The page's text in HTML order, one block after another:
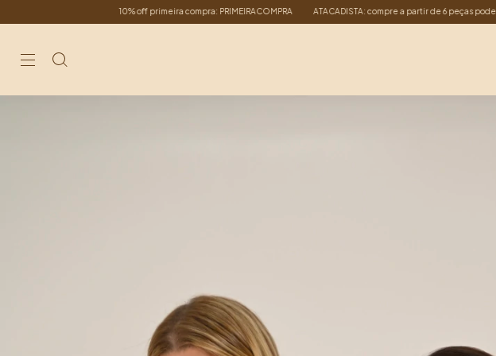
10% off primeira compra: PRIMEIRACOMPRA ATACADISTA: compre a partir de 6 peças podendo ser iguais ou